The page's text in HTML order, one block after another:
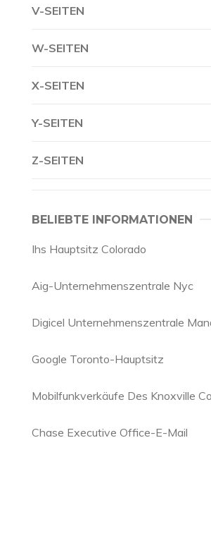
V-SEITEN
W-SEITEN
X-SEITEN
Y-SEITEN
Z-SEITEN
BELIEBTE INFORMATIONEN
Ihs Hauptsitz Colorado
Aig-Unternehmenszentrale Nyc
Digicel Unternehmenszentrale
Google Toronto-Hauptsitz
Mobilfunkverkäufe Des Knoxville
Chase Executive Office-E-Mail